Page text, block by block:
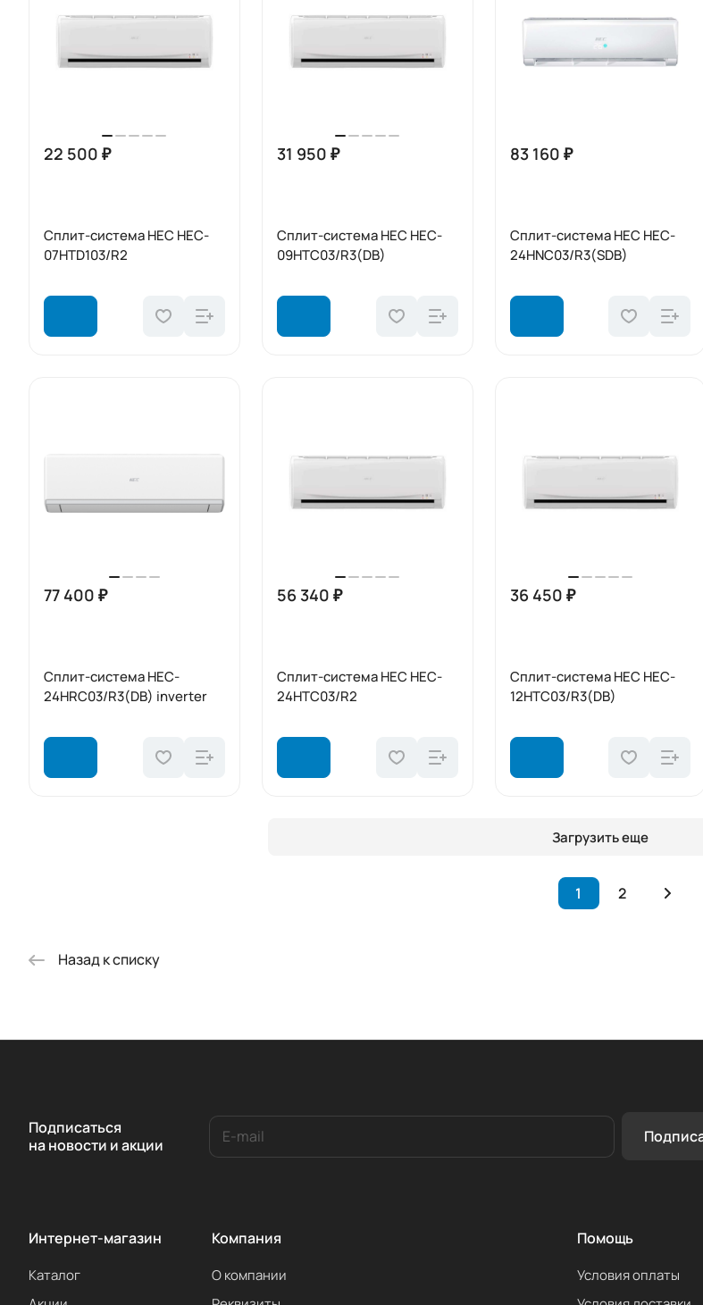
22 500 ₽
Сплит-система HEC HEC-
07HTD103/R2
31 950 ₽
Сплит-система HEC HEC-
09HTC03/R3(DB)
83 160 ₽
Сплит-система HEC HEC-
24HNC03/R3(SDB)
77 400 ₽
Сплит-система HEC-
24HRC03/R3(DB) inverter
56 340 ₽
Сплит-система HEC HEC-
24HTC03/R2
36 450 ₽
Сплит-система HEC HEC-
12HTC03/R3(DB)
Загрузить еще
1 2
Назад к списку
Подписаться
на новости и акции
Интернет-магазин
Каталог
Компания
О компании
Помощь
Условия оплаты